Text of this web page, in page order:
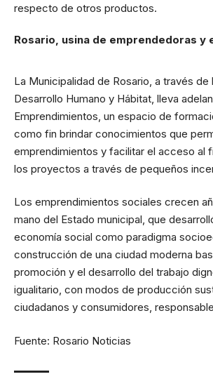
respecto de otros productos.
Rosario, usina de emprendedoras y
La Municipalidad de Rosario, a través de
Desarrollo Humano y Hábitat, lleva
Emprendimientos, un espacio de
como fin brindar conocimientos que
emprendimientos y facilitar el acceso al
los proyectos a través de pequeños
Los emprendimientos sociales crecen
mano del Estado municipal, que
economía social como paradigma
construcción de una ciudad moderna
promoción y el desarrollo del trabajo
igualitario, con modos de producción
ciudadanos y consumidores,
Fuente: Rosario Noticias